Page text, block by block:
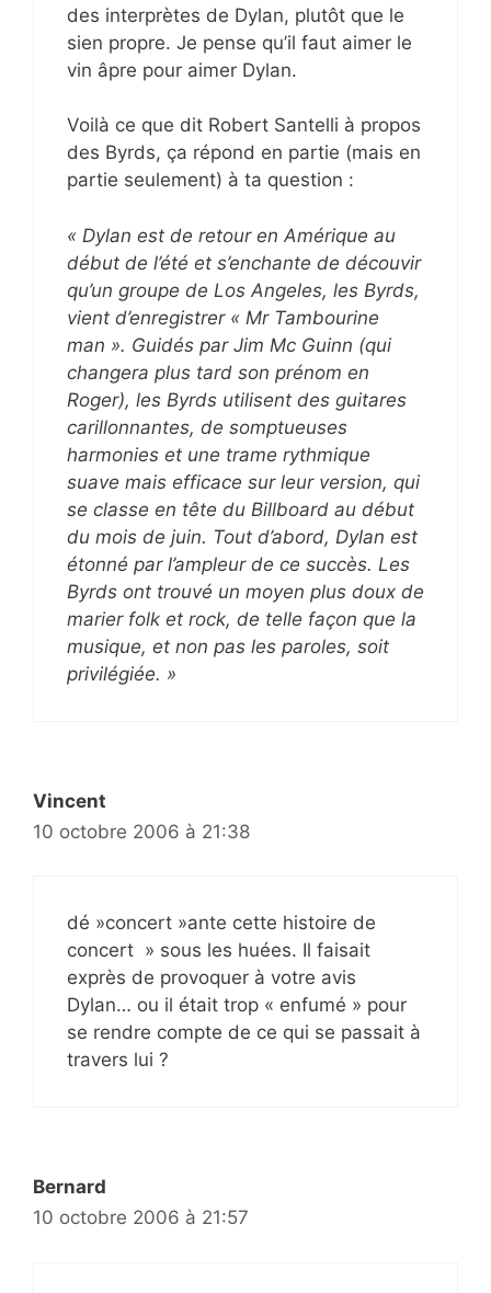
des interprètes de Dylan, plutôt que le
sien propre. Je pense qu’il faut aimer le
vin âpre pour aimer Dylan.
Voilà ce que dit Robert Santelli à propos
des Byrds, ça répond en partie (mais en
partie seulement) à ta question :
« Dylan est de retour en Amérique au
début de l’été et s’enchante de découvir
qu’un groupe de Los Angeles, les Byrds,
vient d’enregistrer « Mr Tambourine
man ». Guidés par Jim Mc Guinn (qui
changera plus tard son prénom en
Roger), les Byrds utilisent des guitares
carillonnantes, de somptueuses
harmonies et une trame rythmique
suave mais efficace sur leur version, qui
se classe en tête du Billboard au début
du mois de juin. Tout d’abord, Dylan est
étonné par l’ampleur de ce succès. Les
Byrds ont trouvé un moyen plus doux de
marier folk et rock, de telle façon que la
musique, et non pas les paroles, soit
privilégiée. »
Vincent
10 octobre 2006 à 21:38
dé »concert »ante cette histoire de
concert » sous les huées. Il faisait
exprès de provoquer à votre avis
Dylan… ou il était trop « enfumé » pour
se rendre compte de ce qui se passait à
travers lui ?
Bernard
10 octobre 2006 à 21:57